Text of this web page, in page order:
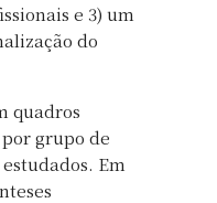
e 3) um
do
quadros
grupo de
Em